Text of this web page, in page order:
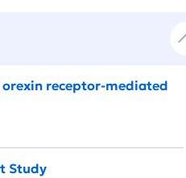
receptor-mediated
Study